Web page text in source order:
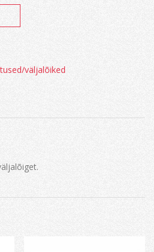
väljalõiked